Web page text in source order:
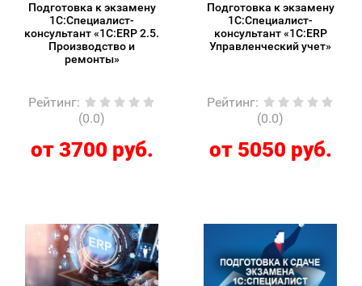
Подготовка к экзамену
1С:Специалист-
консультант «1С:ERP 2.5.
Производство и
ремонты»
Рейтинг:
(0.0)
от 3700 руб.
Подготовка к экзамену
1С:Специалист-
консультант «1С:ERP
Управленческий учет»
Рейтинг:
(0.0)
от 5050 руб.